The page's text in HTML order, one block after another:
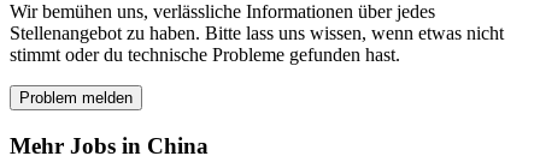
Wir bemühen uns, verlässliche Informationen über jedes
Stellenangebot zu haben. Bitte lass uns wissen, wenn etwas nicht
stimmt oder du technische Probleme gefunden hast.
Problem melden
Mehr Jobs in China